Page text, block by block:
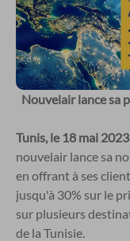
Nouvelair lance sa
Tunis, le 18 mai 2023
nouvelair lance sa
en offrant à ses
jusqu'à 30% sur le
sur plusieurs
de la Tunisie.